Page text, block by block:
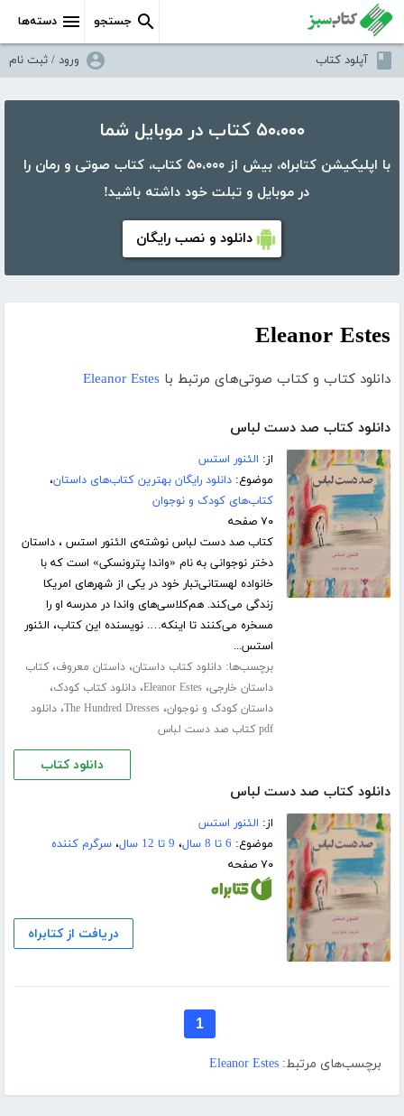
دسته‌ها جستجو
آپلود کتاب ورود / ثبت نام
۵۰،۰۰۰ کتاب در موبایل شما
با اپلیکیشن کتابراه، بیش از ۵۰،۰۰۰ کتاب، کتاب صوتی و رمان را
در موبایل و تبلت خود داشته باشید!
دانلود و نصب رایگان
Eleanor Estes
دانلود کتاب و کتاب صوتی‌های مرتبط با Eleanor Estes
دانلود کتاب صد دست لباس
از: الئنور استس
موضوع:دانلود رایگان بهترین کتاب‌های داستان،
کتاب‌های کودک و نوجوان
۷۰ صفحه
کتاب صد دست لباس نوشته‌ی الئنور استس ، داستان
دختر نوجوانی به نام «واندا پترونسکی» است که با
خانواده لهستانی‌تبار خود در یکی از شهرهای امریکا
زندگی می‌کند. هم‌کلاسی‌های واندا در مدرسه او را
مسخره می‌کنند تا اینکه…. نویسنده این کتاب، الئنور
استس...
برچسب‌ها:دانلود کتاب داستان،داستان معروف،کتاب
داستان خارجی،Eleanor Estes،دانلود کتاب کودک،
داستان کودک و نوجوان،The Hundred Dresses،دانلود
pdf کتاب صد دست لباس
دانلود کتاب
دانلود کتاب صد دست لباس
از: الئنور استس
موضوع: 6 تا 8 سال ، 9 تا 12 سال ،سرگرم کننده
۷۰ صفحه
دریافت از کتابراه
1
برچسب‌های مرتبط: Eleanor Estes